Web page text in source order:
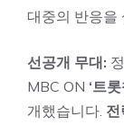
대중의 반응을
선공개 무대:
MBC ON ‘트
개했습니다. 전